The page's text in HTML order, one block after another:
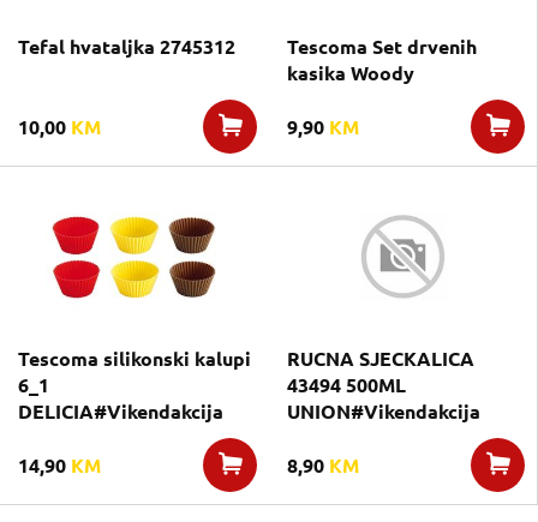
Tefal hvataljka 2745312
10,00 KM
Tescoma Set drvenih
kasika Woody
9,90 KM
Tescoma silikonski kalupi
6_1
DELICIA#Vikendakcija
14,90 KM
RUCNA SJECKALICA
43494 500ML
UNION#Vikendakcija
8,90 KM